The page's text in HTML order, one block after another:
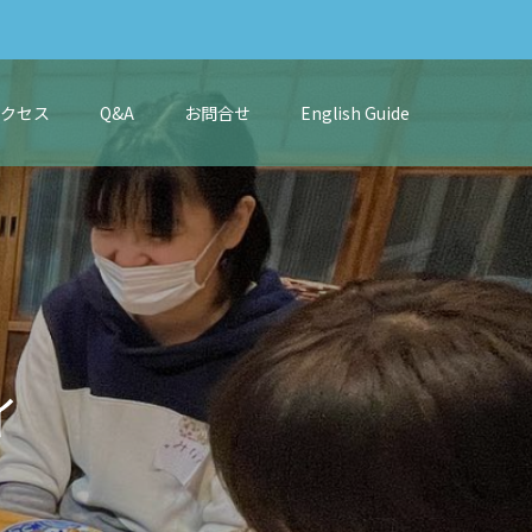
セス Q&A お問合せ English Guide
報 です。